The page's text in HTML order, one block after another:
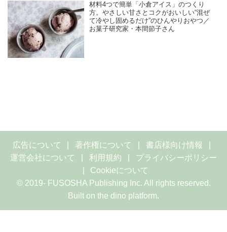
材料4つで簡単「小倉アイス」のつくり
方。やさしい甘さとコクがおいしい“混ぜ
て冷やし固めるだけ”のひんやりおやつ／
お菓子研究家・本間節子さん
広告について 著作権について
書店様向け情報
運営会社について
利用規約
プライバシーポリシー
Cookieについて
© 2019- FUSOSHA Publishing Inc. All rights reserved.
Built on the dino platform.